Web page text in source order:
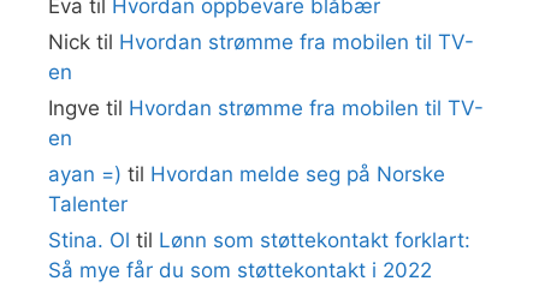
Eva til Hvordan oppbevare blåbær
Nick til Hvordan strømme fra mobilen til TV-
en
Ingve til Hvordan strømme fra mobilen til TV-
en
ayan =) til Hvordan melde seg på Norske
Talenter
Stina. Ol til Lønn som støttekontakt forklart:
Så mye får du som støttekontakt i 2022